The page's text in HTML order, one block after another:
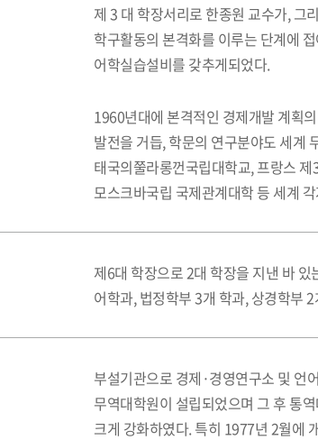
제 3 대 학장서리로 한종원 교수가, 그
학구활동의 본격화를 이루는 단계에
어학실습설비를 갖추게되었다.
1960년대에 본격적인 경제개발 계획
발전을 거듭, 학문의 연구분야도 세계
태국의쭐라롱껀국립대학교, 프랑스
모스크바국립 국제관계대학 등 세계
제6대 학장으로 2대 학장을 지낸 바
어학과, 법정학부 3개 학과, 상경학부
부설기관으로 경제·경영연구소 및 언
무역대학원이 설립되었으며 그 후 통
크게 강화하였다. 특히 1977년 2월에